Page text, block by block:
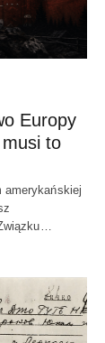
Europy
musi to
amerykańskiej